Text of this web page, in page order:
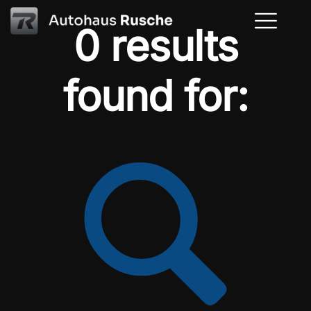
0 results
found for: